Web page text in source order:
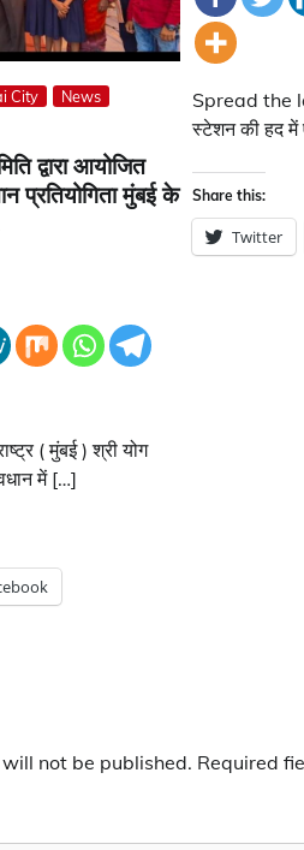
City
News
द्वारा आयोजित
प्रतियोगिता मुंबई के
( मुंबई ) श्री योग
में […]
Spread the
स्टेशन की हद
Share this:
Twitter
not be published. Required